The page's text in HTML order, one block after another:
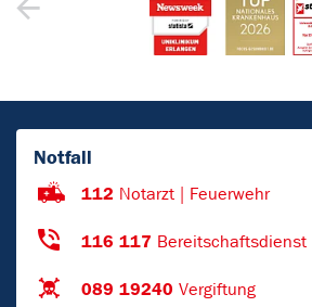
Notfall
112 Notarzt | Feuerwehr
116 117 Bereitschaftsdienst
089 19240 Vergiftung